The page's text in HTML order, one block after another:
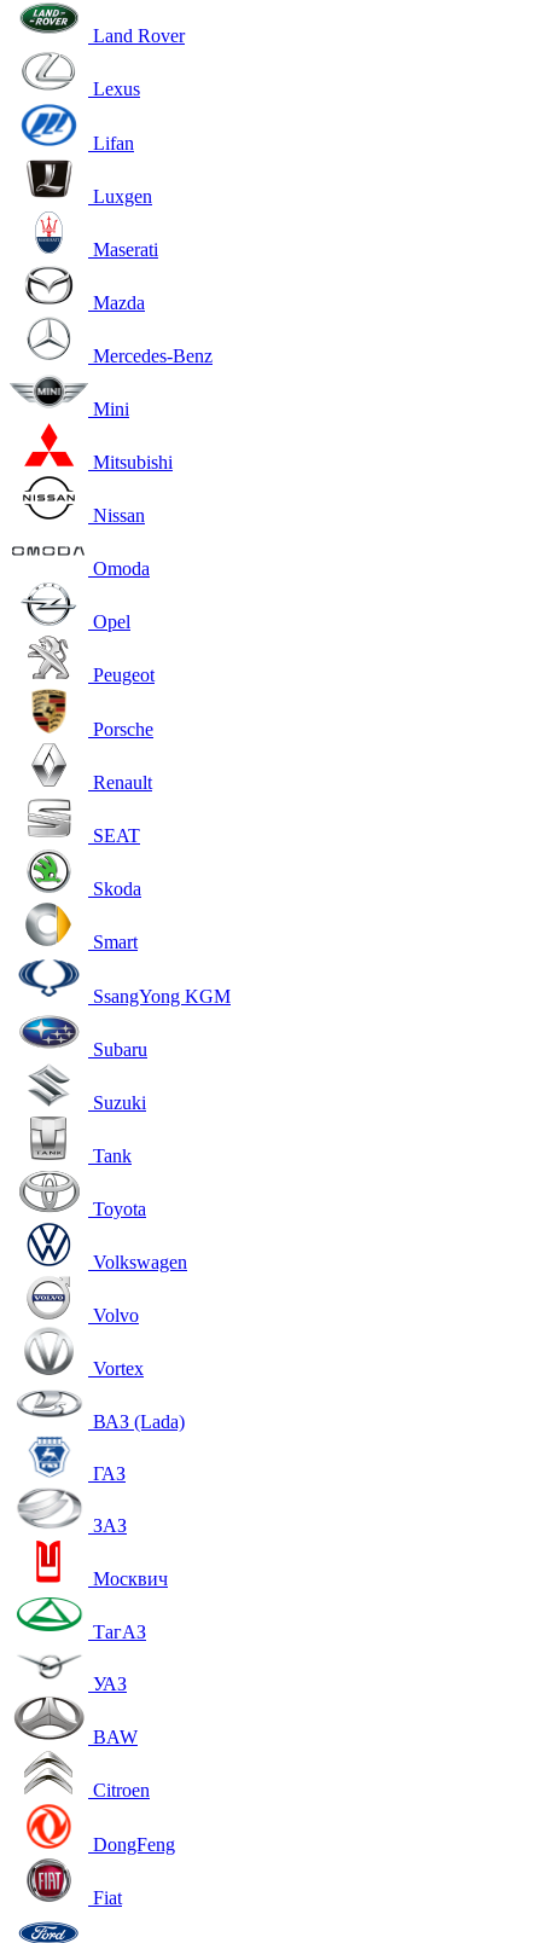
Land Rover
Lexus
Lifan
Luxgen
Maserati
Mazda
Mercedes-Benz
Mini
Mitsubishi
Nissan
Omoda
Opel
Peugeot
Porsche
Renault
SEAT
Skoda
Smart
SsangYong KGM
Subaru
Suzuki
Tank
Toyota
Volkswagen
Volvo
Vortex
ВАЗ (Lada)
ГАЗ
ЗАЗ
Москвич
ТагАЗ
УАЗ
BAW
Citroen
DongFeng
Fiat